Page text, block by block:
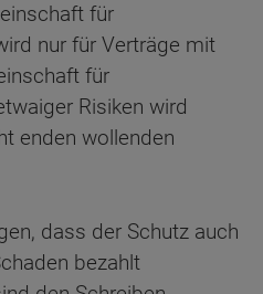
für
nur für Verträge mit
für
Risiken wird
enden wollenden
dass der Schutz auch
bezahlt